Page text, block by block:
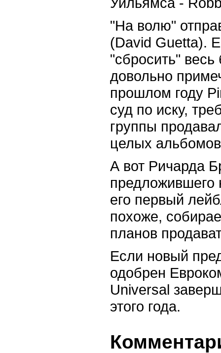
"На волю"
(David Guetta).
"сбросить" весь
довольно
прошлом году
суд по иску,
группы
целых
А вот Ричарда
предложившего
его первый
похоже,
планов
Если новый
одобрен
Universal
этого года.